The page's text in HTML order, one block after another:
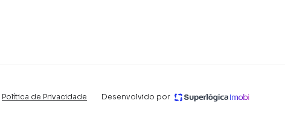
Política de Privacidade Desenvolvido por